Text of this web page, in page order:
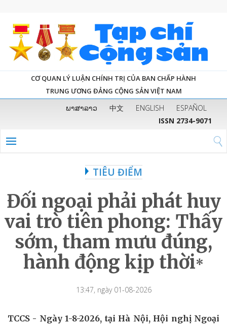
CƠ QUAN LÝ LUẬN CHÍNH TRỊ CỦA BAN CHẤP HÀNH
TRUNG ƯƠNG ĐẢNG CỘNG SẢN VIỆT NAM
ພາສາລາວ 中文 ENGLISH
ESPAÑOL
ISSN 2734-9071
TIÊU ĐIỂM
Đối ngoại phải phát huy
vai trò tiên phong: Thấy
sớm, tham mưu đúng,
hành động kịp thời*
13:47, ngày 01-08-2026
TCCS - Ngày 1-8-2026, tại Hà Nội, Hội nghị Ngoại